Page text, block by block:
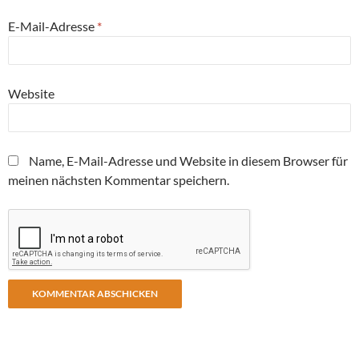
E-Mail-Adresse *
Website
Name, E-Mail-Adresse und Website in diesem Browser für
meinen nächsten Kommentar speichern.